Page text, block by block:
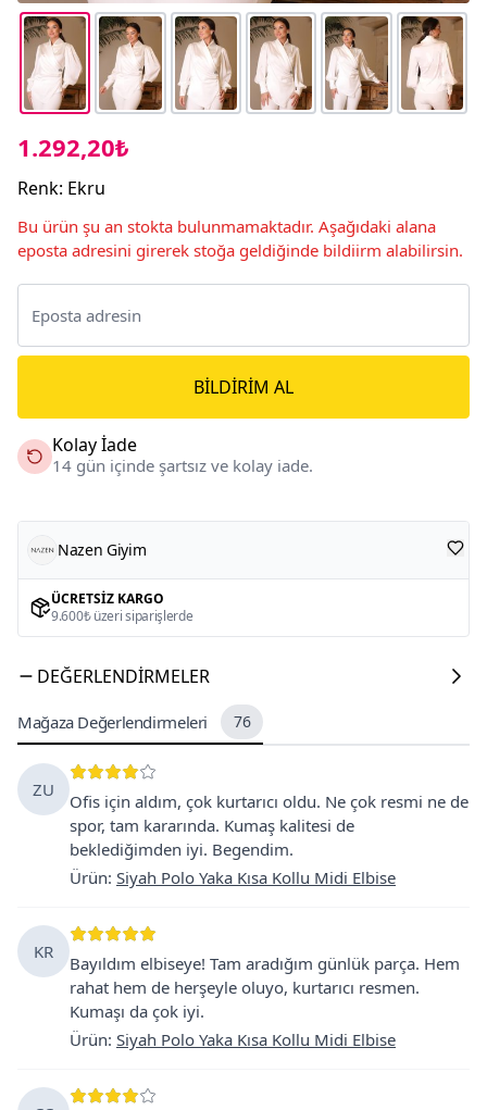
1.292,20₺
Renk: Ekru
Bu ürün şu an stokta bulunmamaktadır. Aşağıdaki alana
eposta adresini girerek stoğa geldiğinde bildiirm alabilirsin.
BILDIRIM AL
Kolay İade
14 gün içinde şartsız ve kolay iade.
Nazen Giyim
ÜCRETSIZ KARGO
9.600₺ üzeri siparişlerde
DEĞERLENDIRMELER
Mağaza Değerlendirmeleri 76
ZU
Ofis için aldım, çok kurtarıcı oldu. Ne çok resmi ne de
spor, tam kararında. Kumaş kalitesi de
beklediğimden iyi. Begendim.
Ürün: Siyah Polo Yaka Kısa Kollu Midi Elbise
KR
Bayıldım elbiseye! Tam aradığım günlük parça. Hem
rahat hem de herşeyle oluyo, kurtarıcı resmen.
Kumaşı da çok iyi.
Ürün: Siyah Polo Yaka Kısa Kollu Midi Elbise